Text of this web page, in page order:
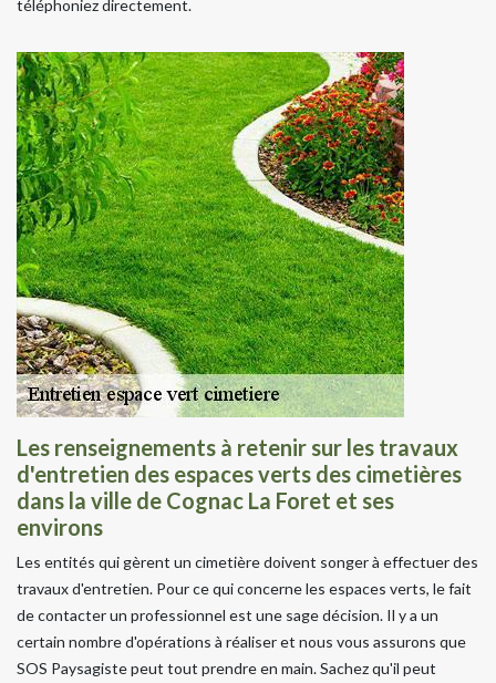
téléphoniez directement.
Les renseignements à retenir sur les travaux
d'entretien des espaces verts des cimetières
dans la ville de Cognac La Foret et ses
environs
Les entités qui gèrent un cimetière doivent songer à effectuer des
travaux d'entretien. Pour ce qui concerne les espaces verts, le fait
de contacter un professionnel est une sage décision. Il y a un
certain nombre d'opérations à réaliser et nous vous assurons que
SOS Paysagiste peut tout prendre en main. Sachez qu'il peut